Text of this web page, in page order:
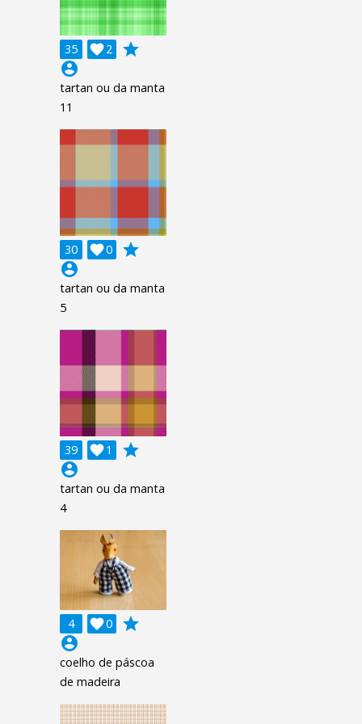
35 2

grade
account_circle
tartan ou da manta
11
30 0

grade
account_circle
tartan ou da manta
5
39 1

grade
account_circle
tartan ou da manta
4
4 0

grade
account_circle
coelho de páscoa
de madeira